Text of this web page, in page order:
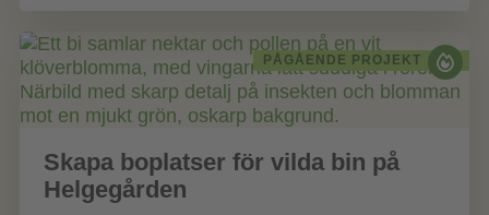
PÅGÅENDE PROJEKT
Skapa boplatser för vilda bin på
Helgegården